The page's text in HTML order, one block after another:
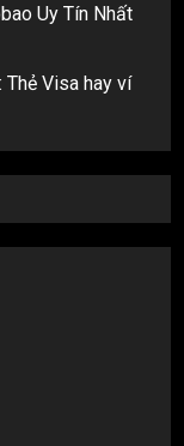
Uy Tín Nhất
Thẻ Visa hay ví